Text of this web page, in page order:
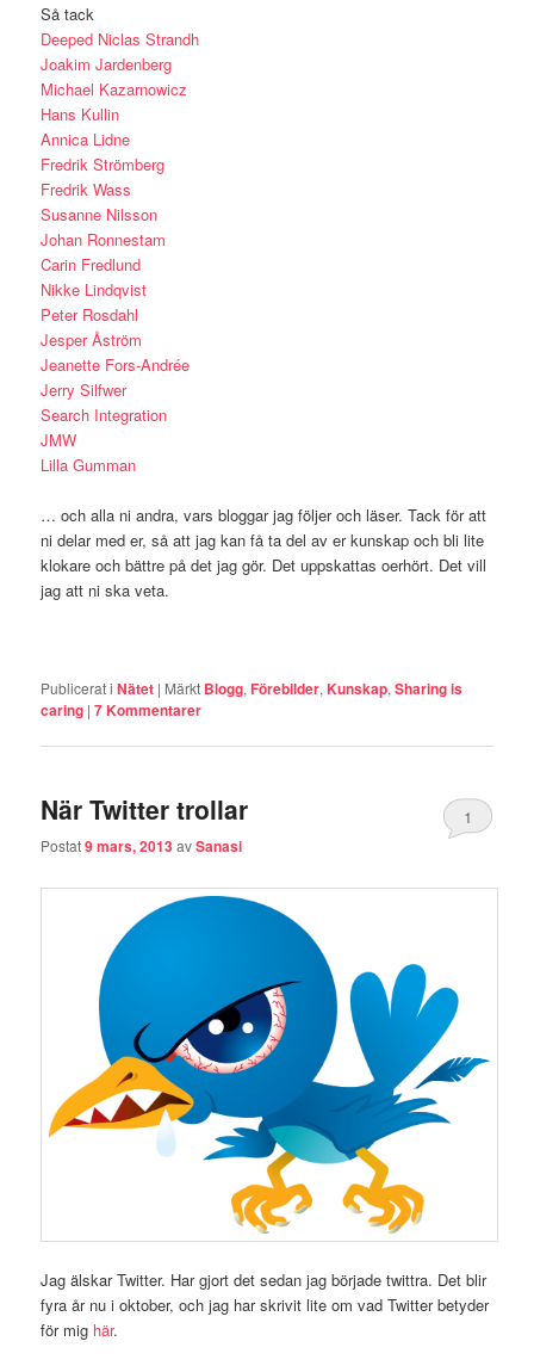
Så tack
Deeped Niclas Strandh
Joakim Jardenberg
Michael Kazarnowicz
Hans Kullin
Annica Lidne
Fredrik Strömberg
Fredrik Wass
Susanne Nilsson
Johan Ronnestam
Carin Fredlund
Nikke Lindqvist
Peter Rosdahl
Jesper Åström
Jeanette Fors-Andrée
Jerry Silfwer
Search Integration
JMW
Lilla Gumman
… och alla ni andra, vars bloggar jag följer och läser. Tack för att
ni delar med er, så att jag kan få ta del av er kunskap och bli lite
klokare och bättre på det jag gör. Det uppskattas oerhört. Det vill
jag att ni ska veta.
Publicerat i Nätet | Märkt Blogg,Förebilder,Kunskap,Sharing is
caring |7Kommentarer
När Twitter trollar
Postat9 mars, 2013avSanasi
1
Jag älskar Twitter. Har gjort det sedan jag började twittra. Det blir
fyra år nu i oktober, och jag har skrivit lite om vad Twitter betyder
för mig här.